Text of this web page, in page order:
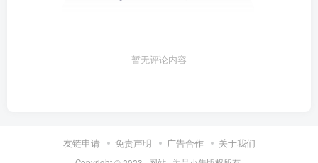
暂无评论内容
友链申请 免责声明 广告合作 关于我们